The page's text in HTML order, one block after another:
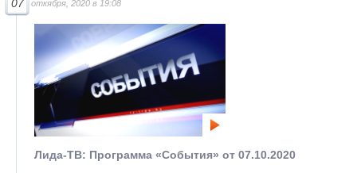
07 откября, 2020 в 19:08
Лида-ТВ: Программа «События» от 07.10.2020